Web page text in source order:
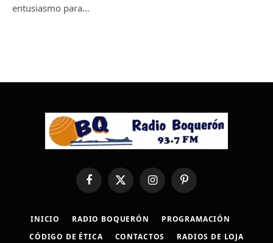
entusiasmo para…
FacebookX
(Twitter)
InstagramPinterest
INICIO RADIO BOQUERÓN
PROGRAMACIÓN
CÓDIGO DE ÉTICA
CONTACTOS RADIOS DE LOJA